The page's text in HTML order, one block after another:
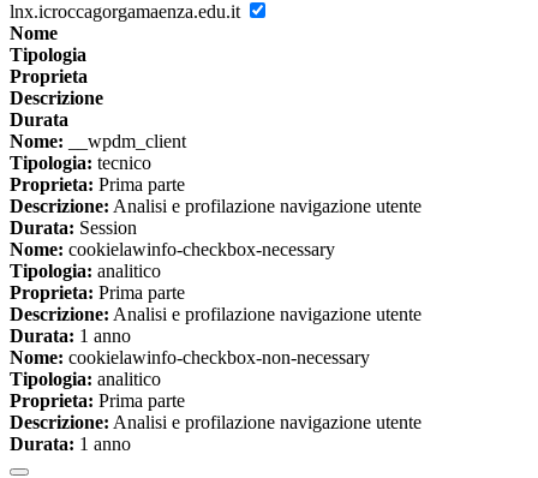
lnx.icroccagorgamaenza.edu.it
Nome
Tipologia
Proprieta
Descrizione
Durata
Nome: __wpdm_client
Tipologia: tecnico
Proprieta: Prima parte
Descrizione: Analisi e profilazione navigazione utente
Durata: Session
Nome: cookielawinfo-checkbox-necessary
Tipologia: analitico
Proprieta: Prima parte
Descrizione: Analisi e profilazione navigazione utente
Durata: 1 anno
Nome: cookielawinfo-checkbox-non-necessary
Tipologia: analitico
Proprieta: Prima parte
Descrizione: Analisi e profilazione navigazione utente
Durata: 1 anno